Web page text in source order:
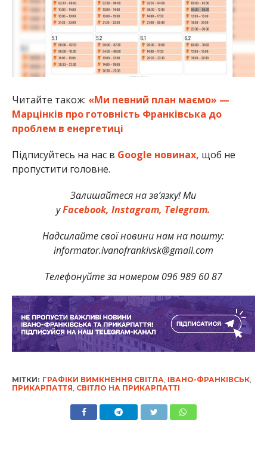
Читайте також: «Ми певний план маємо» —
Марцінків про готовність Франківська до
проблем в енергетиці
Підписуйтесь на нас в Google новинах, щоб не
пропустити головне.
Залишайтеся на зв’язку! Ми
уFacebook, Instagram, Telegram.
Надсилайте свої новини нам на пошту:
informator.ivanofrankivsk@gmail.com
Телефонуйте за номером 096 989 60 87
МІТКИ: ГРАФІКИ ВИМКНЕННЯ СВІТЛА, ІВАНО-ФРАНКІВСЬК,
ПРИКАРПАТТЯ, СВІТЛО НА ПРИКАРПАТТІ